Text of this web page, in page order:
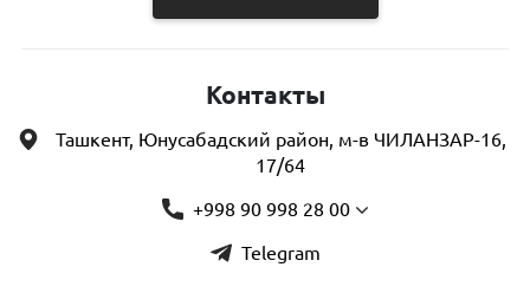
Контакты
Ташкент, Юнусабадский район, м-в ЧИЛАНЗАР-16,
17/64
+998 90 998 28 00
Telegram